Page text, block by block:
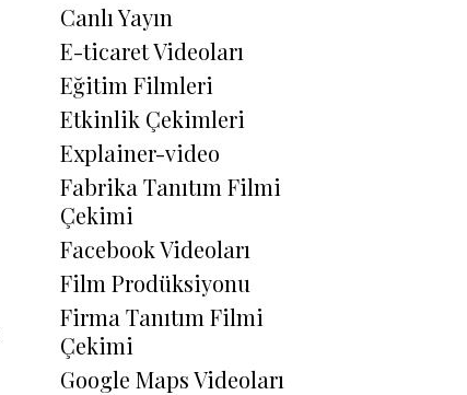
Canlı Yayın
E-ticaret Videoları
Eğitim Filmleri
Etkinlik Çekimleri
Explainer-video
Fabrika Tanıtım Filmi
Çekimi
Facebook Videoları
Film Prodüksiyonu
Firma Tanıtım Filmi
Çekimi
Google Maps Videoları